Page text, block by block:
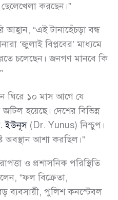
করছেন।”
“এই টানাহেঁচড়া বন্ধ
‘জুলাই বিপ্লবের’ মাধ্যমে
চলেছেন। জনগণ মানবে কি
ঘিরে ১০ মাস আগে যে
হয়েছে। দেশের বিভিন্ন
ইউনূস(Dr. Yunus) নিশ্চুপ।
অবস্থান আশা করছিল।”
ও প্রশাসনিক পরিস্থিতি
“ফল বিক্রেতা,
ব্যবসায়ী, পুলিশ কনস্টেবল